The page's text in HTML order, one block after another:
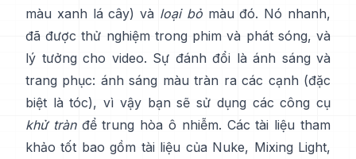
màu xanh lá cây) và loại bỏmàu đó. Nó nhanh,
đã được thử nghiệm trong phim và phát sóng, và
lý tưởng cho video. Sự đánh đổi là ánh sáng và
trang phục: ánh sáng màu tràn ra các cạnh (đặc
biệt là tóc), vì vậy bạn sẽ sử dụng các công cụ
khử trànđể trung hòa ô nhiễm. Các tài liệu tham
khảo tốt bao gồm tài liệu của Nuke, Mixing Light,